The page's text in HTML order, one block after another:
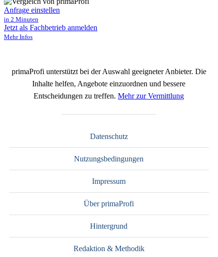
Anfrage einstellen
in 2 Minuten
Jetzt als Fachbetrieb anmelden
Mehr Infos
primaProfi unterstützt bei der Auswahl geeigneter Anbieter. Die
Inhalte helfen, Angebote einzuordnen und bessere
Entscheidungen zu treffen.Mehr zur Vermittlung
Datenschutz
Nutzungsbedingungen
Impressum
Über primaProfi
Hintergrund
Redaktion & Methodik